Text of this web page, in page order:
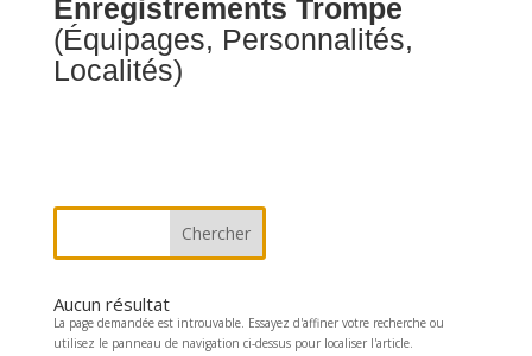
Enregistrements Trompe
(Équipages, Personnalités,
Localités)
Aucun résultat
La page demandée est introuvable. Essayez d'affiner votre recherche ou
utilisez le panneau de navigation ci-dessus pour localiser l'article.